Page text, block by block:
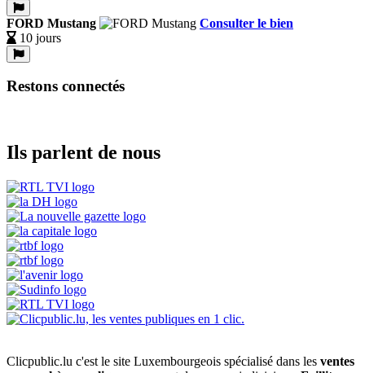
FORD Mustang
Consulter le bien
10 jours
Restons connectés
Ils parlent de nous
Clicpublic.lu c'est le site Luxembourgeois spécialisé dans les ventes